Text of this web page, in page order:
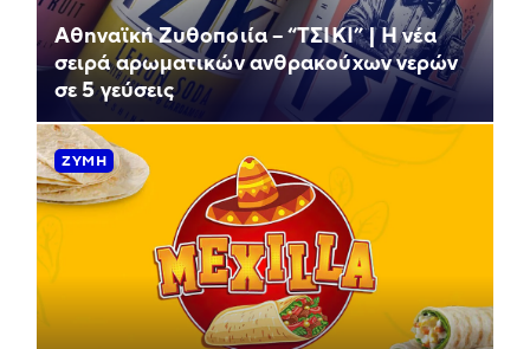
Αθηναϊκή Ζυθοποιία – “ΤΣΙΚΙ” | Η νέα
σειρά αρωματικών ανθρακούχων νερών
σε 5 γεύσεις
ΖΎΜΗ